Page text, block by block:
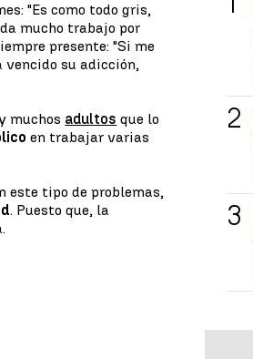
"Es como todo gris,
mucho trabajo por
presente: "Si me
vencido su adicción,
muchos adultos que lo
en trabajar varias
este tipo de problemas,
. Puesto que, la